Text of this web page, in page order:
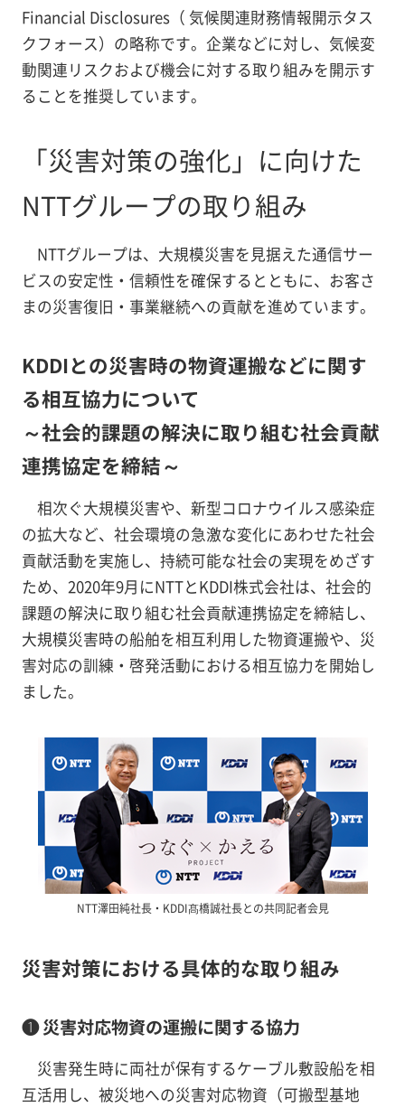
Financial Disclosures（ 気候関連財務情報開示タス
クフォース）の略称です。企業などに対し、気候変
動関連リスクおよび機会に対する取り組みを開示す
ることを推奨しています。
「災害対策の強化」に向けた
NTTグループの取り組み
NTTグループは、大規模災害を見据えた通信サー
ビスの安定性・信頼性を確保するとともに、お客さ
まの災害復旧・事業継続への貢献を進めています。
KDDIとの災害時の物資運搬などに関す
る相互協力について
～社会的課題の解決に取り組む社会貢献
連携協定を締結～
相次ぐ大規模災害や、新型コロナウイルス感染症
の拡大など、社会環境の急激な変化にあわせた社会
貢献活動を実施し、持続可能な社会の実現をめざす
ため、2020年9月にNTTとKDDI株式会社は、社会的
課題の解決に取り組む社会貢献連携協定を締結し、
大規模災害時の船舶を相互利用した物資運搬や、災
害対応の訓練・啓発活動における相互協力を開始し
ました。
NTT澤田純社長・KDDI髙橋誠社長との共同記者会見
災害対策における具体的な取り組み
❶ 災害対応物資の運搬に関する協力
災害発生時に両社が保有するケーブル敷設船を相
互活用し、被災地への災害対応物資（可搬型基地